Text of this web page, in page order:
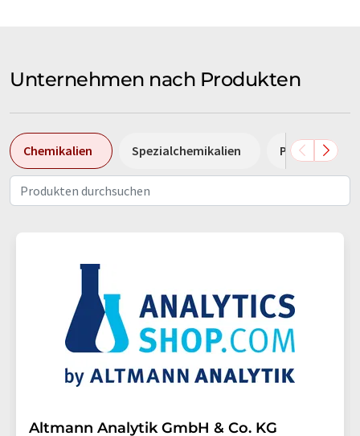
Unternehmen nach Produkten
Chemikalien Spezialchemikalien Pumpen
Altmann Analytik GmbH & Co. KG